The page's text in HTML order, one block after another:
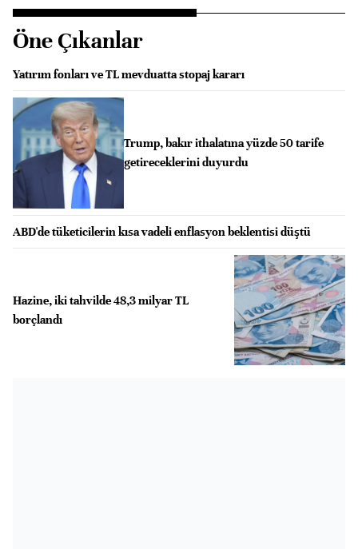
Öne Çıkanlar
Yatırım fonları ve TL mevduatta stopaj kararı
Trump, bakır ithalatına yüzde 50 tarife
getireceklerini duyurdu
ABD'de tüketicilerin kısa vadeli enflasyon beklentisi düştü
Hazine, iki tahvilde 48,3 milyar TL
borçlandı